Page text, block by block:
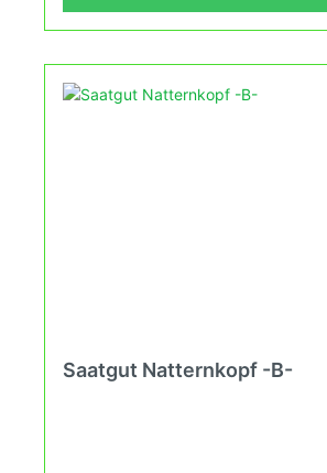
Saatgut Natternkopf -B-